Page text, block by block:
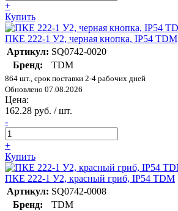
+
Купить
ПКЕ 222-1 У2, черная кнопка, IP54 TDM
Артикул: SQ0742-0020
Бренд:
TDM
864 шт., срок поставки 2-4 рабочих дней
Обновлено 07.08.2026
Цена:
162.28 руб. / шт.
-
+
Купить
ПКЕ 222-1 У2, красный гриб, IP54 TDM
Артикул: SQ0742-0008
Бренд:
TDM